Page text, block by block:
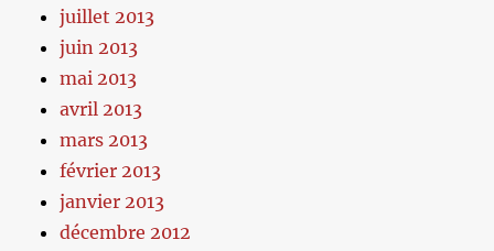
juillet 2013
juin 2013
mai 2013
avril 2013
mars 2013
février 2013
janvier 2013
décembre 2012